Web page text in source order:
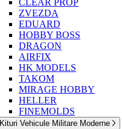
CLEAR PROP
ZVEZDA
EDUARD
HOBBY BOSS
DRAGON
AIRFIX
HK MODELS
TAKOM
MIRAGE HOBBY
HELLER
FINEMOLDS
Kituri Vehicule Militare Moderne